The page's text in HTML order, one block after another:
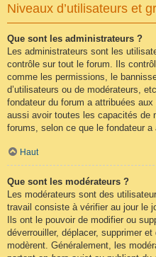
Niveaux d’utilisateurs et
Que sont les administrateurs ?
Les administrateurs sont les
contrôle sur tout le forum. Ils
comme les permissions, le
d’utilisateurs ou de modérateurs,
fondateur du forum a attribuées
aussi avoir toutes les capacités de
forums, selon ce que le fondateur a
Haut
Que sont les modérateurs ?
Les modérateurs sont des
travail consiste à vérifier au jour le
Ils ont le pouvoir de modifier ou
déverrouiller, déplacer, supprimer
modèrent. Généralement, les